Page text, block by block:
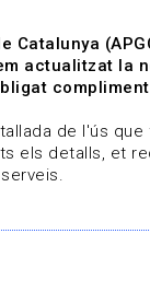
actualitzat la
de l'ús
els detalls, et